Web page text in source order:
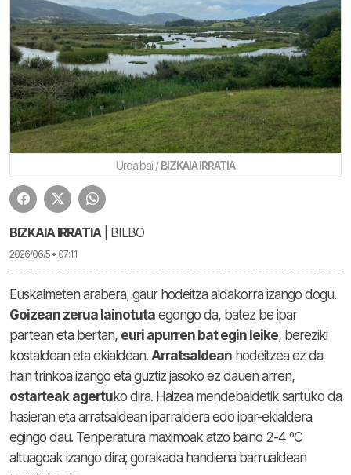
Urdaibai /BIZKAIA IRRATIA
BIZKAIA IRRATIA | BILBO
2026/06/5 • 07:11
Euskalmeten arabera, gaur hodeitza aldakorra izango dogu.
Goizean zerua lainotuta egongo da, batez be ipar
partean eta bertan, euri apurren bat egin leike, bereziki
kostaldean eta ekialdean. Arratsaldean hodeitzea ez da
hain trinkoa izango eta guztiz jasoko ez dauen arren,
ostarteak agertuko dira. Haizea mendebaldetik sartuko da
hasieran eta arratsaldean iparraldera edo ipar-ekialdera
egingo dau. Tenperatura maximoak atzo baino 2-4 ºC
altuagoak izango dira; gorakada handiena barrualdean